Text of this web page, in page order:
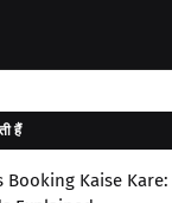
हैं
Booking Kaise